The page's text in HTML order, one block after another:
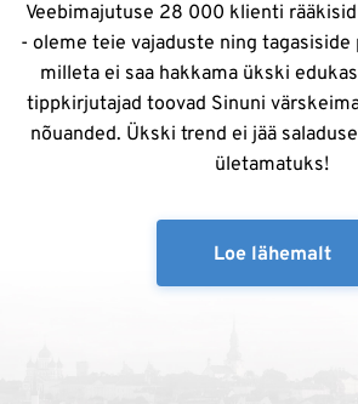
Veebimajutuse 28 000 klienti
- oleme teie vajaduste ning tagasiside
milleta ei saa hakkama ükski
tippkirjutajad toovad Sinuni
nõuanded. Ükski trend ei jää
ületamatuks!
Loe lähemalt